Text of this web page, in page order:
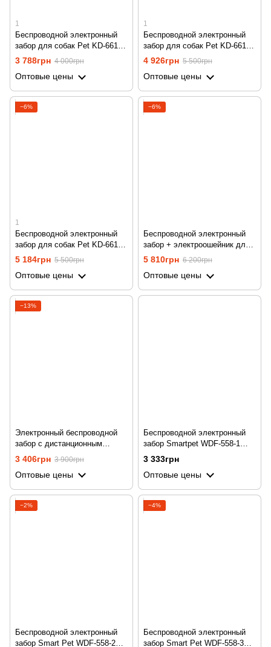
1
Беспроводной электронный
забор для собак Pet KD-661 с
1-м ошейником, белый
3 788грн 4 000грн
Оптовые цены
1
Беспроводной электронный
забор для собак Pet KD-661 с
2-мя ошейниками, белый
4 926грн 5 500грн
Оптовые цены
−6%
1
Беспроводной электронный
забор для собак Pet KD-661 с
3-мя ошейниками, белый
5 184грн 5 500грн
Оптовые цены
−6%
Беспроводной электронный
забор + электроошейник для
дрессировки 2в1 Petguider
883-2 для собак, с 2-мя
ошейниками
5 810грн 6 200грн
Оптовые цены
−13%
Электронный беспроводной
забор с дистанционным
управлением Petguider 882-1,
до 300 м
3 406грн 3 900грн
Оптовые цены
Беспроводной электронный
забор Smartpet WDF-558-1
для собак, на 1 ошейник
3 333грн
Оптовые цены
−2%
Беспроводной электронный
забор Smart Pet WDF-558-2
−4%
Беспроводной электронный
забор Smart Pet WDF-558-3